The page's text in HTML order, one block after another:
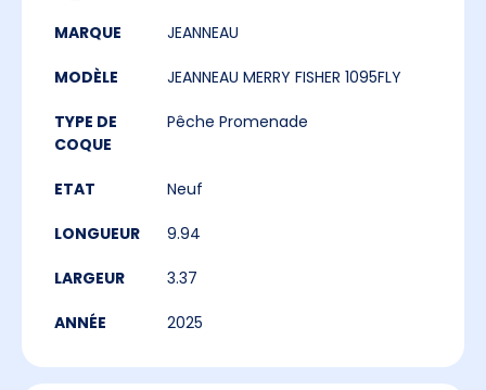
MARQUE JEANNEAU
MODÈLE JEANNEAU MERRY FISHER 1095FLY
TYPE DE
COQUE
Pêche Promenade
ETAT Neuf
LONGUEUR 9.94
LARGEUR 3.37
ANNÉE 2025